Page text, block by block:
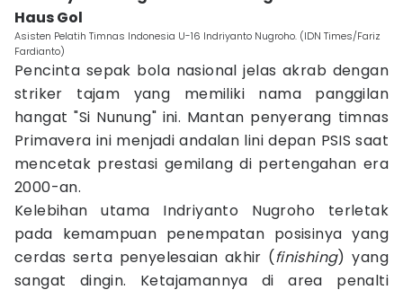
Haus Gol
Asisten Pelatih Timnas Indonesia U-16 Indriyanto Nugroho. (IDN Times/Fariz
Fardianto)
Pencinta sepak bola nasional jelas akrab dengan
striker tajam yang memiliki nama panggilan
hangat "Si Nunung" ini. Mantan penyerang timnas
Primavera ini menjadi andalan lini depan PSIS saat
mencetak prestasi gemilang di pertengahan era
2000-an.
Kelebihan utama Indriyanto Nugroho terletak
pada kemampuan penempatan posisinya yang
cerdas serta penyelesaian akhir (finishing) yang
sangat dingin. Ketajamannya di area penalti